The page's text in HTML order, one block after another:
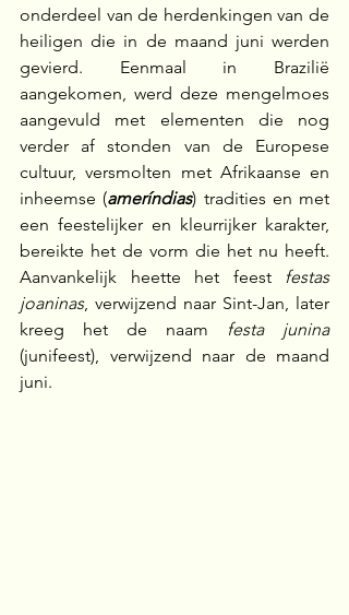
onderdeel van de herdenkingen van de
heiligen die in de maand juni werden
gevierd. Eenmaal in Brazilië
aangekomen, werd deze mengelmoes
aangevuld met elementen die nog
verder af stonden van de Europese
cultuur, versmolten met Afrikaanse en
inheemse (ameríndias) tradities en met
een feestelijker en kleurrijker karakter,
bereikte het de vorm die het nu heeft.
Aanvankelijk heette het feest
festas
joaninas, verwijzend naar Sint-Jan, later
kreeg het de naam
festa junina
(junifeest), verwijzend naar de maand
juni.